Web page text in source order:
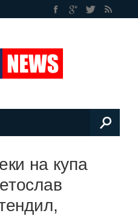
на купа